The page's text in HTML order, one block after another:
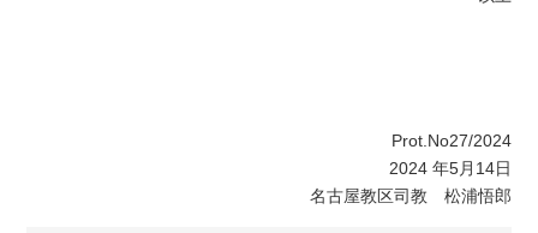
Prot.No27/2024
2024 年5月14日
名古屋教区司教 松浦悟郎